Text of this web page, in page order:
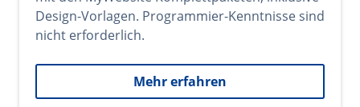
Design-Vorlagen. Programmier-Kenntnisse sind
nicht erforderlich.
Mehr erfahren